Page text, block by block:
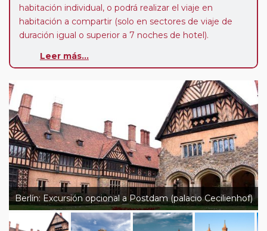
habitación individual, o podrá realizar el viaje en
habitación a compartir (solo en sectores de viaje de
duración igual o superior a 7 noches de hotel).
de que usted pueda programar una o más paradas en
7 noches según circuito y fechas de salida. Es
fundamental que el circuito tenga salida posterior a la
fecha escogida y permita la salida deseada. El
suplemento por parada efectuada es de 40 Euros/52
Dólares por persona. Si la parada se realiza para tomar
otro circuito del mismo proveedor no se abonará este
suplemento.
Leer más...
Berlín: Excursión opcional a Postdam (palacio Cecilienhof)